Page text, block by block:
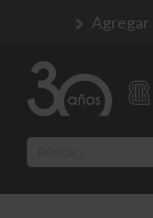
Agregar